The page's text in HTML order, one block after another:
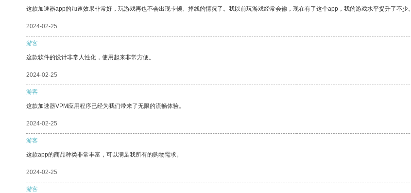
这款加速器app的加速效果非常好，玩游戏再也不会出现卡顿、掉线的情况了。我以前玩游戏经常会输，现在有了这个app，我的游戏水平提升了不少。
2024-02-25
游客
这款软件的设计非常人性化，使用起来非常方便。
2024-02-25
游客
这款加速器VPM应用程序已经为我们带来了无限的流畅体验。
2024-02-25
游客
这款app的商品种类非常丰富，可以满足我所有的购物需求。
2024-02-25
游客